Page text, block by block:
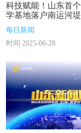
科技赋能！山东首
学基地落户南运河
每日新闻
时间 2025-06-28